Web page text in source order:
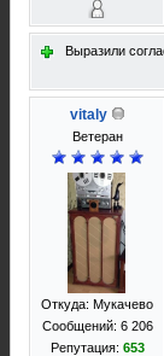
Выразили
vitaly
Ветеран
Откуда: Мукачево
Сообщений: 6 206
Репутация: 653